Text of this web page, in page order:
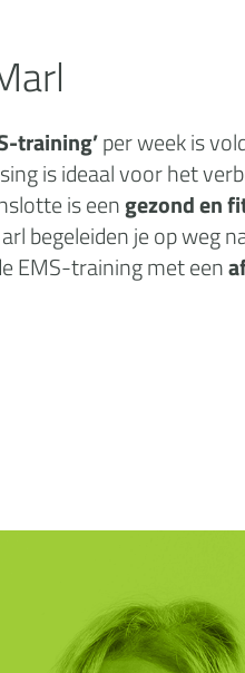
training’per week is
is ideaal voor het
is eengezond en
begeleiden je op weg
EMS-training met een